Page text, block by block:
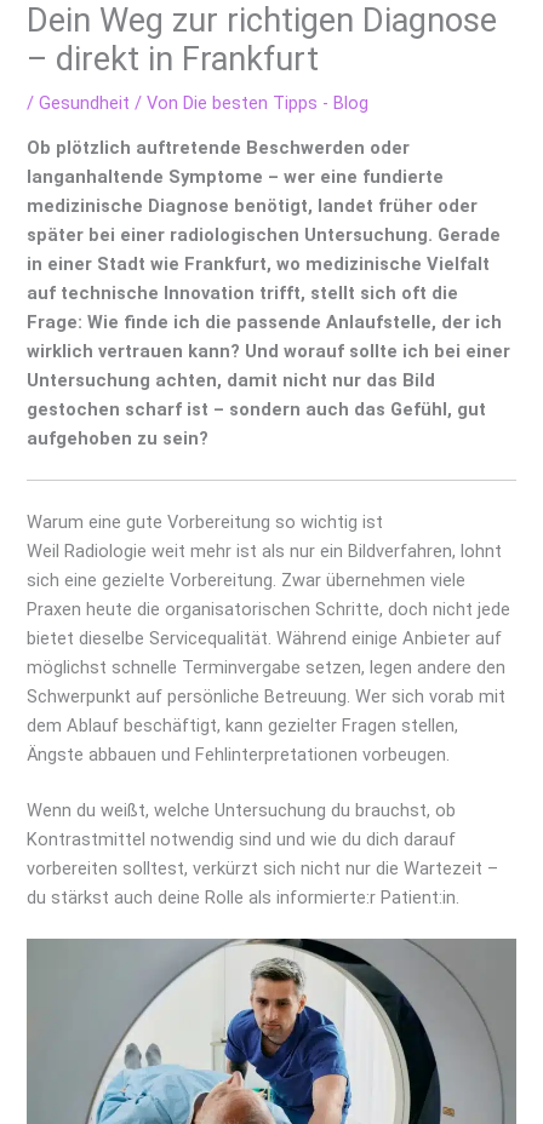
Dein Weg zur richtigen Diagnose
– direkt in Frankfurt
/Gesundheit / VonDie besten Tipps - Blog
Ob plötzlich auftretende Beschwerden oder
langanhaltende Symptome – wer eine fundierte
medizinische Diagnose benötigt, landet früher oder
später bei einer radiologischen Untersuchung. Gerade
in einer Stadt wie Frankfurt, wo medizinische Vielfalt
auf technische Innovation trifft, stellt sich oft die
Frage: Wie finde ich die passende Anlaufstelle, der ich
wirklich vertrauen kann? Und worauf sollte ich bei einer
Untersuchung achten, damit nicht nur das Bild
gestochen scharf ist – sondern auch das Gefühl, gut
aufgehoben zu sein?
Warum eine gute Vorbereitung so wichtig ist
Weil Radiologie weit mehr ist als nur ein Bildverfahren, lohnt
sich eine gezielte Vorbereitung. Zwar übernehmen viele
Praxen heute die organisatorischen Schritte, doch nicht jede
bietet dieselbe Servicequalität. Während einige Anbieter auf
möglichst schnelle Terminvergabe setzen, legen andere den
Schwerpunkt auf persönliche Betreuung. Wer sich vorab mit
dem Ablauf beschäftigt, kann gezielter Fragen stellen,
Ängste abbauen und Fehlinterpretationen vorbeugen.
Wenn du weißt, welche Untersuchung du brauchst, ob
Kontrastmittel notwendig sind und wie du dich darauf
vorbereiten solltest, verkürzt sich nicht nur die Wartezeit –
du stärkst auch deine Rolle als informierte:r Patient:in.